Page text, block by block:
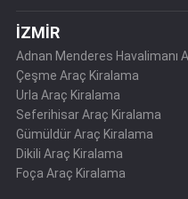
İZMİR
Adnan Menderes Havalimanı
Çeşme Araç Kiralama
Urla Araç Kiralama
Seferihisar Araç Kiralama
Gümüldür Araç Kiralama
Dikili Araç Kiralama
Foça Araç Kiralama